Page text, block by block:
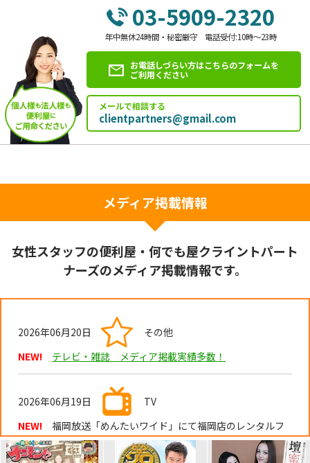
03-5909-2320
年中無休24時間・秘密厳守 電話受付:10時～23時
お電話しづらい方はこちらのフォームを
ご利用ください
メールで相談する
clientpartners@gmail.com
メディア掲載情報
女性スタッフの便利屋・何でも屋クライントパート
ナーズのメディア掲載情報です。
2026年06月20日
その他
NEW!
テレビ・雑誌 メディア掲載実績多数！
2026年06月19日
TV
NEW!
福岡放送「めんたいワイド」にて福岡店のレンタルフ
レンドが紹介されました。